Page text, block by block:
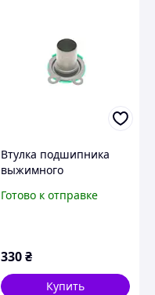
Втулка подшипника
выжимного
Caddy II III IV T4 T5 T6
Готово к отправке
330₴
Купить